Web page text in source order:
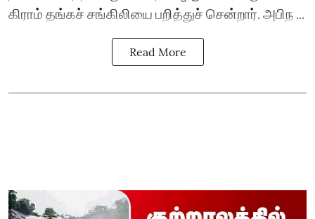
கிராம் தங்கச் சங்கிலியை பறித்துச் சென்றார். அபிந ...
Read More